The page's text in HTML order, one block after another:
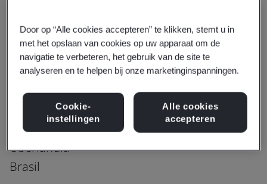
Delen: Upgraden
Genpact
Avenida Cesario Alvim no. 5606
Bairro Granja Marileusa
Uberlandia
Brasil
Door op “Alle cookies accepteren” te klikken, stemt u in
met het opslaan van cookies op uw apparaat om de
navigatie te verbeteren, het gebruik van de site te
analyseren en te helpen bij onze marketinginspanningen.
Cookie-
instellingen
Alle cookies
accepteren